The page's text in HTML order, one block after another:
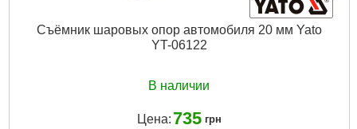
Съёмник шаровых опор автомобиля 20 мм Yato
YT-06122
В наличии
Цена: 735 грн